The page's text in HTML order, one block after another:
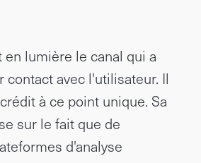
lumière le canal qui a
avec l'utilisateur. Il
à ce point unique. Sa
sur le fait que de
d'analyse